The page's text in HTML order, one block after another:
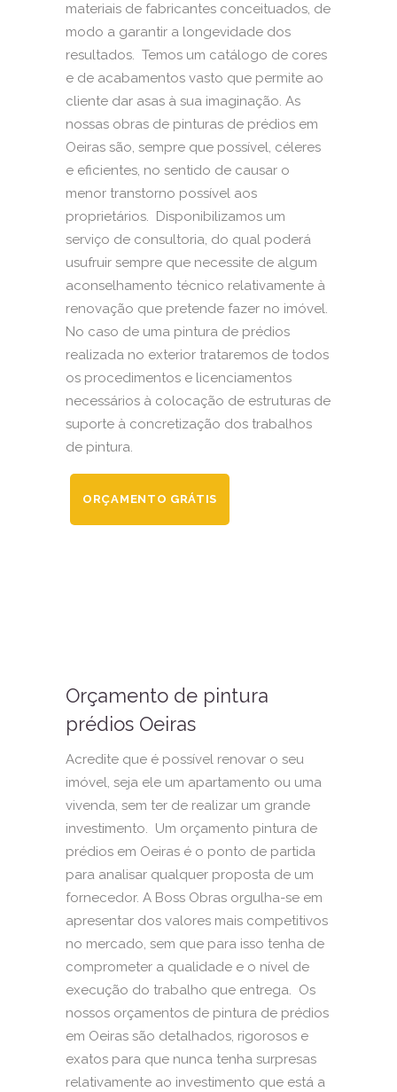
materiais de fabricantes conceituados, de
modo a garantir a longevidade dos
resultados. Temos um catálogo de cores
e de acabamentos vasto que permite ao
cliente dar asas à sua imaginação. As
nossas obras de pinturas de prédios em
Oeiras são, sempre que possível, céleres
e eficientes, no sentido de causar o
menor transtorno possível aos
proprietários. Disponibilizamos um
serviço de consultoria, do qual poderá
usufruir sempre que necessite de algum
aconselhamento técnico relativamente à
renovação que pretende fazer no imóvel.
No caso de uma pintura de prédios
realizada no exterior trataremos de todos
os procedimentos e licenciamentos
necessários à colocação de estruturas de
suporte à concretização dos trabalhos
de pintura.
ORÇAMENTO GRÁTIS
Orçamento de pintura
prédios Oeiras
Acredite que é possível renovar o seu
imóvel, seja ele um apartamento ou uma
vivenda, sem ter de realizar um grande
investimento. Um orçamento pintura de
prédios em Oeiras é o ponto de partida
para analisar qualquer proposta de um
fornecedor. A Boss Obras orgulha-se em
apresentar dos valores mais competitivos
no mercado, sem que para isso tenha de
comprometer a qualidade e o nível de
execução do trabalho que entrega. Os
nossos orçamentos de pintura de prédios
em Oeiras são detalhados, rigorosos e
exatos para que nunca tenha surpresas
relativamente ao investimento que está a